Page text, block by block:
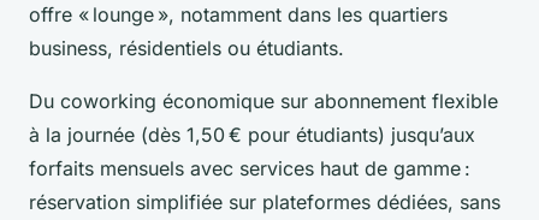
offre « lounge », notamment dans les quartiers
business, résidentiels ou étudiants.
Du coworking économique sur abonnement flexible
à la journée (dès 1,50 € pour étudiants) jusqu’aux
forfaits mensuels avec services haut de gamme :
réservation simplifiée sur plateformes dédiées, sans